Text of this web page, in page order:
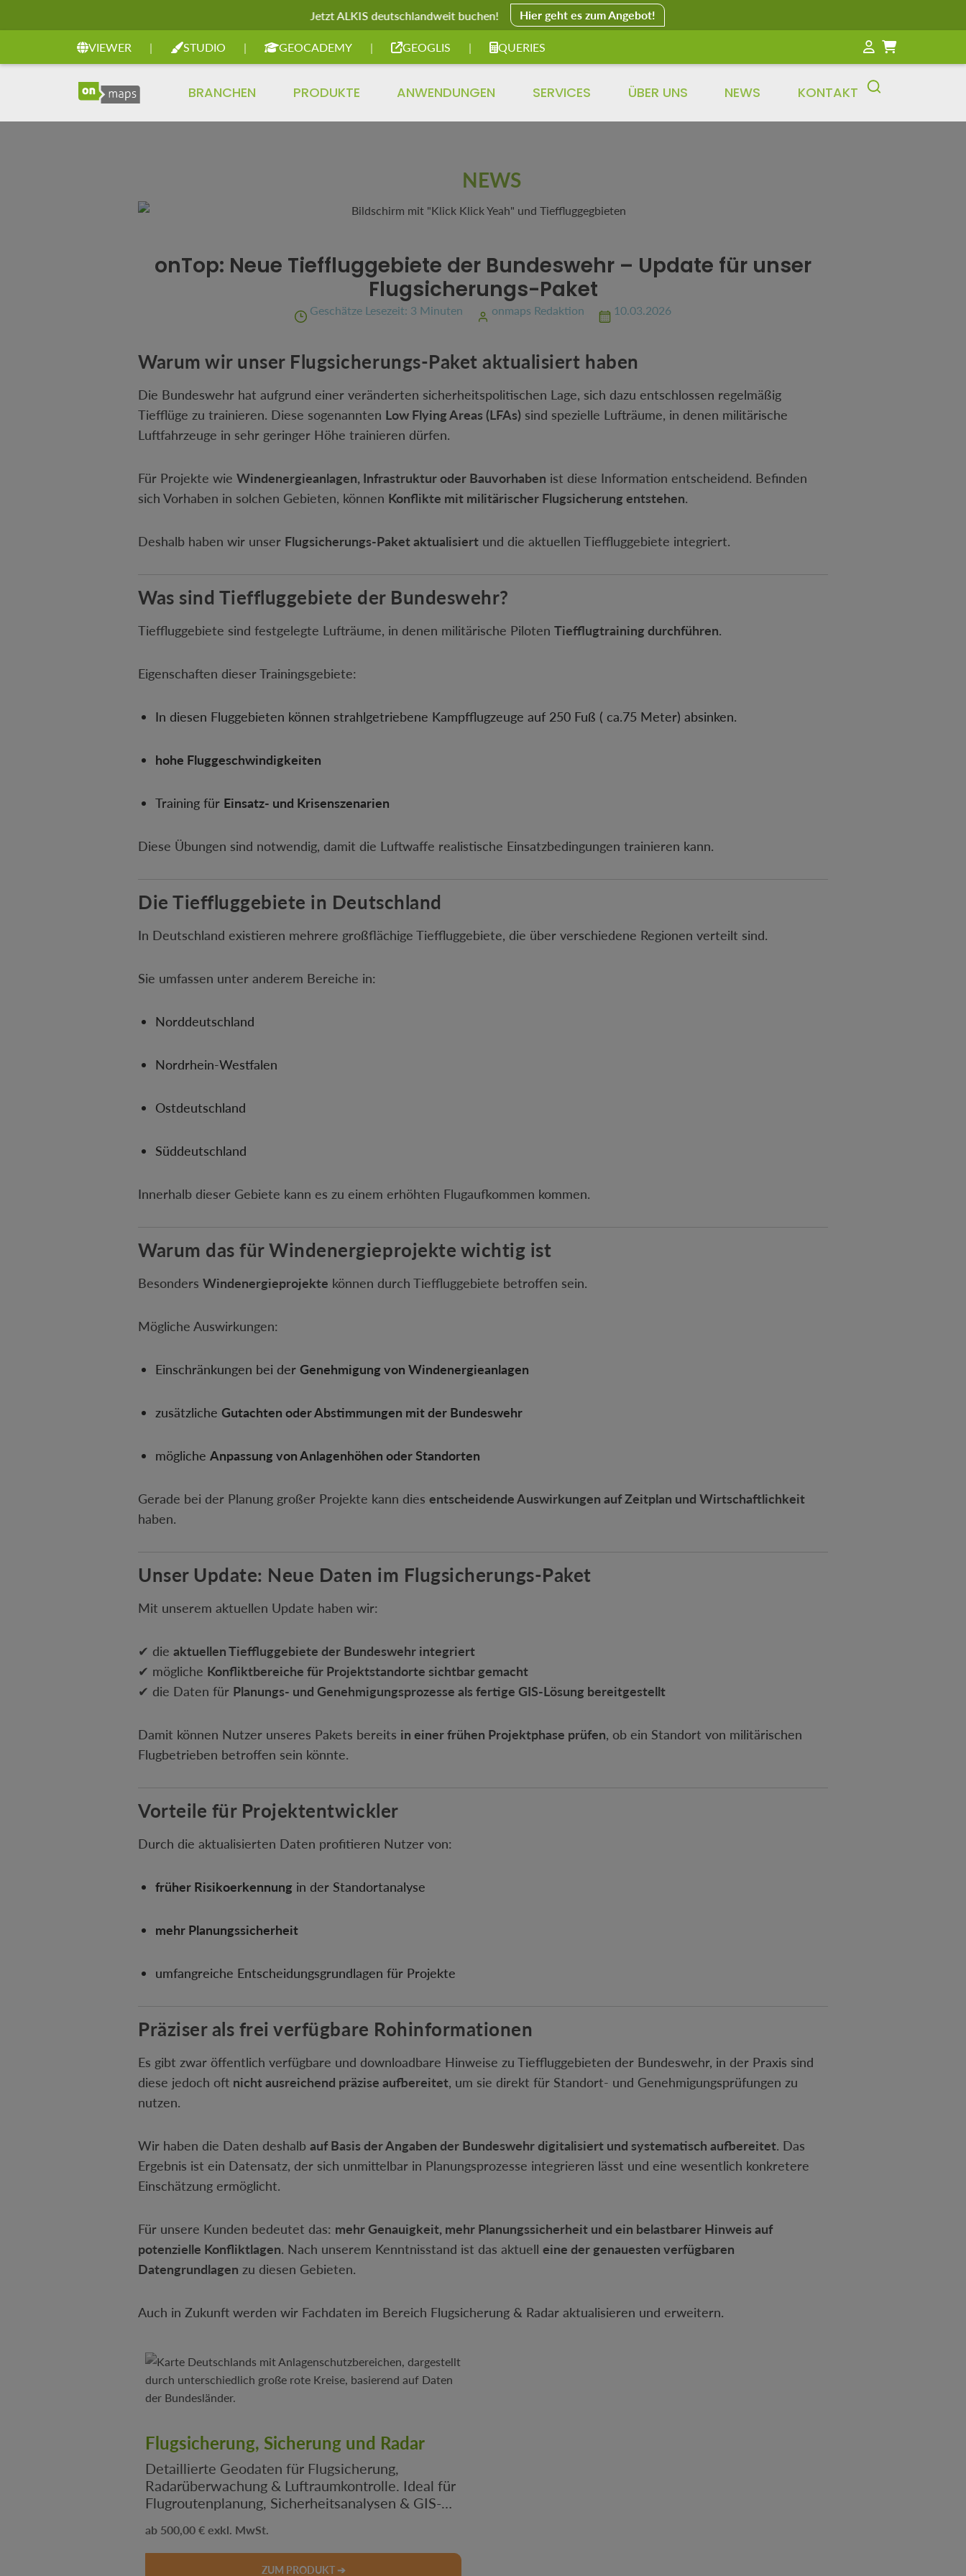
Jetzt ALKIS deutschlandweit buchen! Hier geht es zum Angebot!
VIEWER | STUDIO | GEOCADEMY | GEOGLIS | QUERIES
BRANCHEN PRODUKTE ANWENDUNGEN SERVICES ÜBER UNS NEWS KONTAKT
NEWS
onTop: Neue Tieffluggebiete der Bundeswehr – Update für unser
Flugsicherungs-Paket
Geschätze Lesezeit: 3 Minuten onmaps Redaktion 10.03.2026
Warum wir unser Flugsicherungs-Paket aktualisiert haben
Die Bundeswehr hat aufgrund einer veränderten sicherheitspolitischen Lage, sich dazu entschlossen regelmäßig
Tiefflüge zu trainieren. Diese sogenannten Low Flying Areas (LFAs) sind spezielle Lufträume, in denen militärische
Luftfahrzeuge in sehr geringer Höhe trainieren dürfen.
Für Projekte wie Windenergieanlagen, Infrastruktur oder Bauvorhaben ist diese Information entscheidend. Befinden
sich Vorhaben in solchen Gebieten, können Konflikte mit militärischer Flugsicherung entstehen.
Deshalb haben wir unser Flugsicherungs-Paket aktualisiert und die aktuellen Tieffluggebiete integriert.
Was sind Tieffluggebiete der Bundeswehr?
Tieffluggebiete sind festgelegte Lufträume, in denen militärische Piloten Tiefflugtraining durchführen.
Eigenschaften dieser Trainingsgebiete:
In diesen Fluggebieten können strahlgetriebene Kampfflugzeuge auf 250 Fuß ( ca.75 Meter) absinken.
hohe Fluggeschwindigkeiten
Training für Einsatz- und Krisenszenarien
Diese Übungen sind notwendig, damit die Luftwaffe realistische Einsatzbedingungen trainieren kann.
Die Tieffluggebiete in Deutschland
In Deutschland existieren mehrere großflächige Tieffluggebiete, die über verschiedene Regionen verteilt sind.
Sie umfassen unter anderem Bereiche in:
Norddeutschland
Nordrhein-Westfalen
Ostdeutschland
Süddeutschland
Innerhalb dieser Gebiete kann es zu einem erhöhten Flugaufkommen kommen.
Warum das für Windenergieprojekte wichtig ist
Besonders Windenergieprojekte können durch Tieffluggebiete betroffen sein.
Mögliche Auswirkungen:
Einschränkungen bei der Genehmigung von Windenergieanlagen
zusätzliche Gutachten oder Abstimmungen mit der Bundeswehr
mögliche Anpassung von Anlagenhöhen oder Standorten
Gerade bei der Planung großer Projekte kann dies entscheidende Auswirkungen auf Zeitplan und Wirtschaftlichkeit
haben.
Unser Update: Neue Daten im Flugsicherungs-Paket
Mit unserem aktuellen Update haben wir:
✔ die aktuellen Tieffluggebiete der Bundeswehr integriert
✔ mögliche Konfliktbereiche für Projektstandorte sichtbar gemacht
✔ die Daten für Planungs- und Genehmigungsprozesse als fertige GIS-Lösung bereitgestellt
Damit können Nutzer unseres Pakets bereits in einer frühen Projektphase prüfen, ob ein Standort von militärischen
Flugbetrieben betroffen sein könnte.
Vorteile für Projektentwickler
Durch die aktualisierten Daten profitieren Nutzer von:
früher Risikoerkennung in der Standortanalyse
mehr Planungssicherheit
umfangreiche Entscheidungsgrundlagen für Projekte
Präziser als frei verfügbare Rohinformationen
Es gibt zwar öffentlich verfügbare und downloadbare Hinweise zu Tieffluggebieten der Bundeswehr, in der Praxis sind
diese jedoch oft nicht ausreichend präzise aufbereitet, um sie direkt für Standort- und Genehmigungsprüfungen zu
nutzen.
Wir haben die Daten deshalb auf Basis der Angaben der Bundeswehr digitalisiert und systematisch aufbereitet. Das
Ergebnis ist ein Datensatz, der sich unmittelbar in Planungsprozesse integrieren lässt und eine wesentlich konkretere
Einschätzung ermöglicht.
Für unsere Kunden bedeutet das: mehr Genauigkeit, mehr Planungssicherheit und ein belastbarer Hinweis auf
potenzielle Konfliktlagen. Nach unserem Kenntnisstand ist das aktuell eine der genauesten verfügbaren
Datengrundlagen zu diesen Gebieten.
Auch in Zukunft werden wir Fachdaten im Bereich Flugsicherung & Radar aktualisieren und erweitern.
Produktgalerie überspringen
Flugsicherung, Sicherung und Radar
Detaillierte Geodaten für Flugsicherung,
Radarüberwachung & Luftraumkontrolle. Ideal für
Flugroutenplanung, Sicherheitsanalysen & GIS-
Regulärer Preis:
500,00 €
ZUM PRODUKT ➔